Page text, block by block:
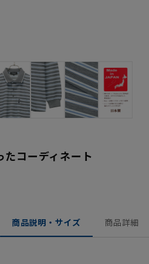
たコーディネート
商品説明・サイズ 商品詳細